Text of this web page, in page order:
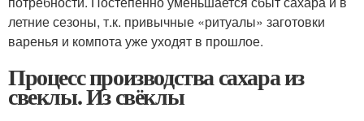
летние сезоны, т.к. привычные «ритуалы» заготовки
варенья и компота уже уходят в прошлое.
Процесс производства сахара из
свеклы. Из свёклы